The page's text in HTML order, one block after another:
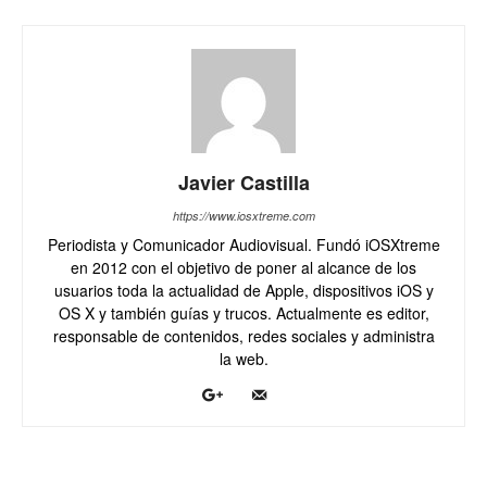
Javier Castilla
https://www.iosxtreme.com
Periodista y Comunicador Audiovisual. Fundó iOSXtreme
en 2012 con el objetivo de poner al alcance de los
usuarios toda la actualidad de Apple, dispositivos iOS y
OS X y también guías y trucos. Actualmente es editor,
responsable de contenidos, redes sociales y administra
la web.